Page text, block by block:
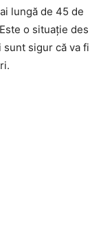
lungă de 45 de
o situație des
sigur că va fi